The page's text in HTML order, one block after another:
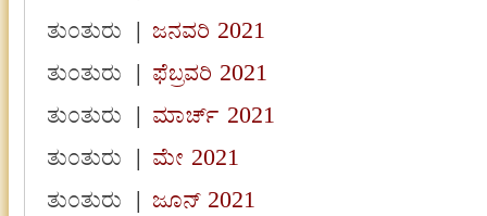
ತುಂತುರು
|ಜನವರಿ 2021
ತುಂತುರು
|ಫೆಬ್ರವರಿ 2021
ತುಂತುರು
|ಮಾರ್ಚ್ 2021
ತುಂತುರು
|ಮೇ 2021
ತುಂತುರು
|ಜೂನ್ 2021